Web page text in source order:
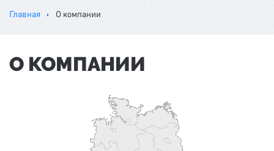
Главная О компании
О КОМПАНИИ